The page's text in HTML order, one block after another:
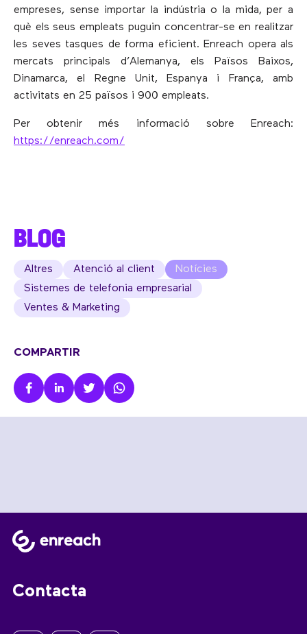
empreses, sense importar la indústria o la mida, per a
què els seus empleats puguin concentrar-se en realitzar
les seves tasques de forma eficient. Enreach opera als
mercats principals d’Alemanya, els Països Baixos,
Dinamarca, el Regne Unit, Espanya i França, amb
activitats en 25 països i 900 empleats.
Per obtenir més informació sobre Enreach:
https://enreach.com/
BLOG
Altres Atenció al client
Notícies
Sistemes de telefonia empresarial
Ventes & Marketing
COMPARTIR
Contacta